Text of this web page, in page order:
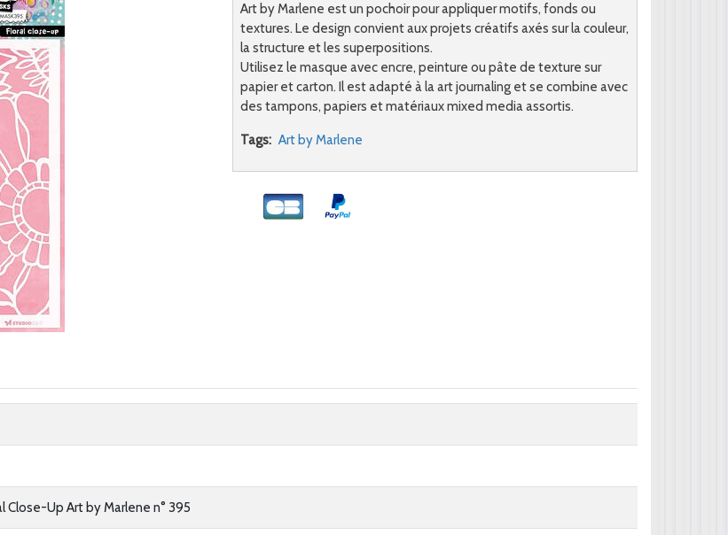
Art by Marlene est un pochoir pour appliquer motifs, fonds ou
textures. Le design convient aux projets créatifs axés sur la couleur,
la structure et les superpositions.
Utilisez le masque avec encre, peinture ou pâte de texture sur
papier et carton. Il est adapté à la art journaling et se combine avec
des tampons, papiers et matériaux mixed media assortis.
Tags: Art by Marlene
Close-Up Art by Marlene n° 395